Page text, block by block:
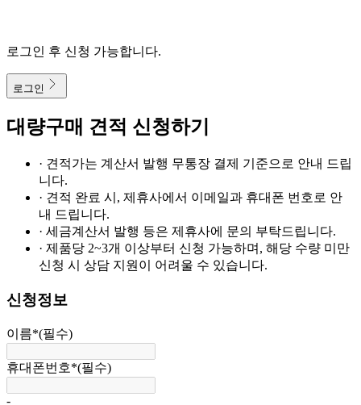
로그인 후 신청 가능합니다.
로그인
대량구매 견적 신청하기
· 견적가는 계산서 발행 무통장 결제 기준으로 안내 드립
니다.
· 견적 완료 시, 제휴사에서 이메일과 휴대폰 번호로 안
내 드립니다.
· 세금계산서 발행 등은 제휴사에 문의 부탁드립니다.
· 제품당 2~3개 이상부터 신청 가능하며, 해당 수량 미만
신청 시 상담 지원이 어려울 수 있습니다.
신청정보
이름*(필수)
휴대폰번호*(필수)
-